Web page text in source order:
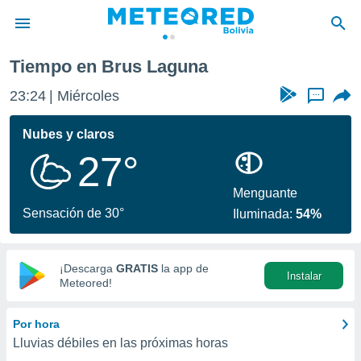
de
ha
calidad.
a este
las
y
digital
basada
Tiempo en Brus Laguna
23:24 Miércoles ...
Nubes y claros
27°
Sensación de 30°
Menguante
Iluminada:54%
¡Descarga GRATIS la app de
Meteored!
Instalar
Por hora
Lluvias débiles en las próximas horas